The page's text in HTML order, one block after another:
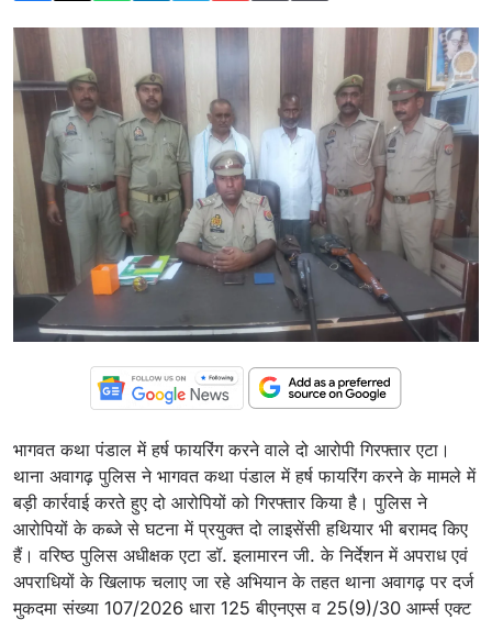
भागवत कथा पंडाल में हर्ष फायरिंग करने वाले दो आरोपी गिरफ्तार एटा।
थाना अवागढ़ पुलिस ने भागवत कथा पंडाल में हर्ष फायरिंग करने के मामले में
बड़ी कार्रवाई करते हुए दो आरोपियों को गिरफ्तार किया है। पुलिस ने
आरोपियों के कब्जे से घटना में प्रयुक्त दो लाइसेंसी हथियार भी बरामद किए
हैं। वरिष्ठ पुलिस अधीक्षक एटा डॉ. इलामारन जी. के निर्देशन में अपराध एवं
अपराधियों के खिलाफ चलाए जा रहे अभियान के तहत थाना अवागढ़ पर दर्ज
मुकदमा संख्या 107/2026 धारा 125 बीएनएस व 25(9)/30 आर्म्स एक्ट